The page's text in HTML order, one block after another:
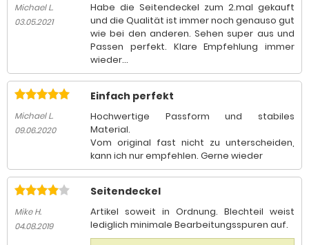
Michael L.
03.05.2021
Habe die Seitendeckel zum 2.mal gekauft
und die Qualität ist immer noch genauso gut
wie bei den anderen. Sehen super aus und
Passen perfekt. Klare Empfehlung immer
wieder...
Michael L.
09.06.2020
Einfach perfekt
Hochwertige Passform und stabiles
Material.
Vom original fast nicht zu unterscheiden,
kann ich nur empfehlen. Gerne wieder
Mike H.
04.08.2019
Seitendeckel
Artikel soweit in Ordnung. Blechteil weist
lediglich minimale Bearbeitungsspuren auf.